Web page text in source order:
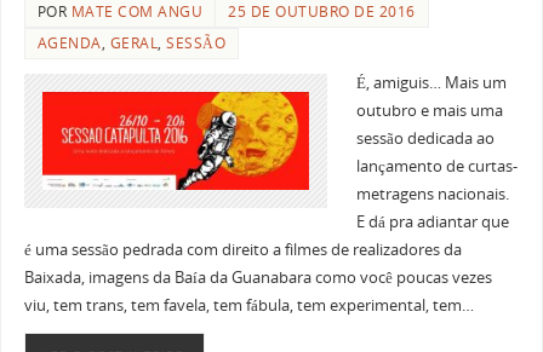
POR MATE COM ANGU
25 DE OUTUBRO DE 2016
AGENDA, GERAL,SESSÃO
É, amiguis… Mais um
outubro e mais uma
sessão dedicada ao
lançamento de curtas-
metragens nacionais.
E dá pra adiantar que
é uma sessão pedrada com direito a filmes de realizadores da
Baixada, imagens da Baía da Guanabara como você poucas vezes
viu, tem trans, tem favela, tem fábula, tem experimental, tem…